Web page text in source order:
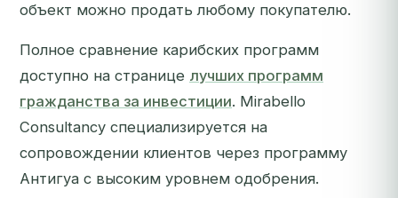
объект можно продать любому покупателю.
Полное сравнение карибских программ
доступно на странице лучших программ
гражданства за инвестиции. Mirabello
Consultancy специализируется на
сопровождении клиентов через программу
Антигуа с высоким уровнем одобрения.